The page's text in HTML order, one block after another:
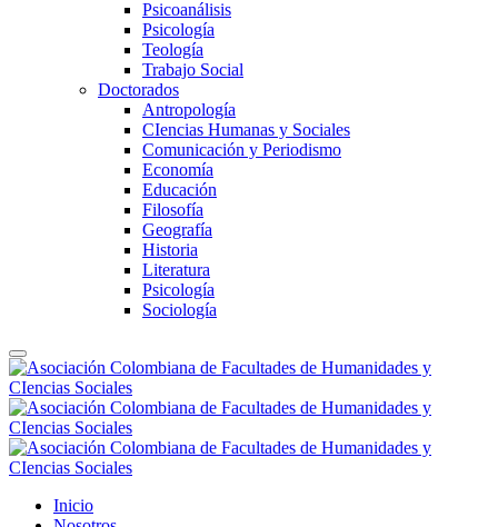
Psicoanálisis
Psicología
Teología
Trabajo Social
Doctorados
Antropología
CIencias Humanas y Sociales
Comunicación y Periodismo
Economía
Educación
Filosofía
Geografía
Historia
Literatura
Psicología
Sociología
Inicio